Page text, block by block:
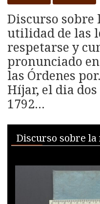
Discurso sobre
utilidad de las
respetarse y
pronunciado en
las Órdenes
Híjar, el dia dos
1792...
Media